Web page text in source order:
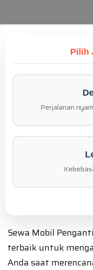
Pilih
Perjalanan
Sewa Mobil
terbaik untuk
Anda saat